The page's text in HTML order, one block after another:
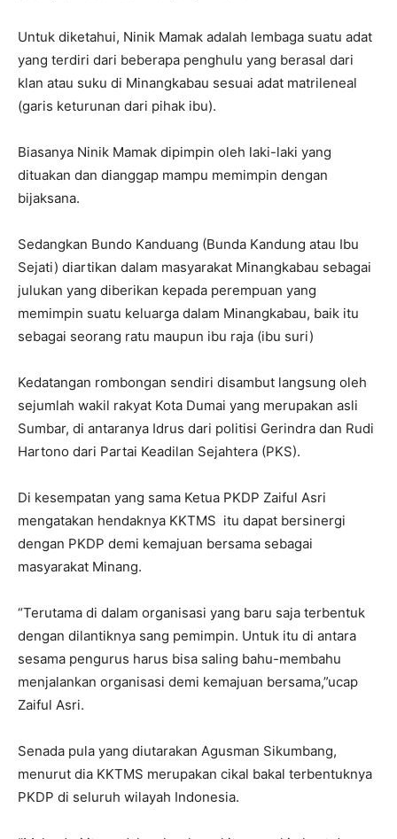
Untuk diketahui, Ninik Mamak adalah lembaga suatu adat
yang terdiri dari beberapa penghulu yang berasal dari
klan atau suku di Minangkabau sesuai adat matrileneal
(garis keturunan dari pihak ibu).
Biasanya Ninik Mamak dipimpin oleh laki-laki yang
dituakan dan dianggap mampu memimpin dengan
bijaksana.
Sedangkan Bundo Kanduang (Bunda Kandung atau Ibu
Sejati) diartikan dalam masyarakat Minangkabau sebagai
julukan yang diberikan kepada perempuan yang
memimpin suatu keluarga dalam Minangkabau, baik itu
sebagai seorang ratu maupun ibu raja (ibu suri)
Kedatangan rombongan sendiri disambut langsung oleh
sejumlah wakil rakyat Kota Dumai yang merupakan asli
Sumbar, di antaranya Idrus dari politisi Gerindra dan Rudi
Hartono dari Partai Keadilan Sejahtera (PKS).
Di kesempatan yang sama Ketua PKDP Zaiful Asri
mengatakan hendaknya KKTMS itu dapat bersinergi
dengan PKDP demi kemajuan bersama sebagai
masyarakat Minang.
“Terutama di dalam organisasi yang baru saja terbentuk
dengan dilantiknya sang pemimpin. Untuk itu di antara
sesama pengurus harus bisa saling bahu-membahu
menjalankan organisasi demi kemajuan bersama,”ucap
Zaiful Asri.
Senada pula yang diutarakan Agusman Sikumbang,
menurut dia KKTMS merupakan cikal bakal terbentuknya
PKDP di seluruh wilayah Indonesia.